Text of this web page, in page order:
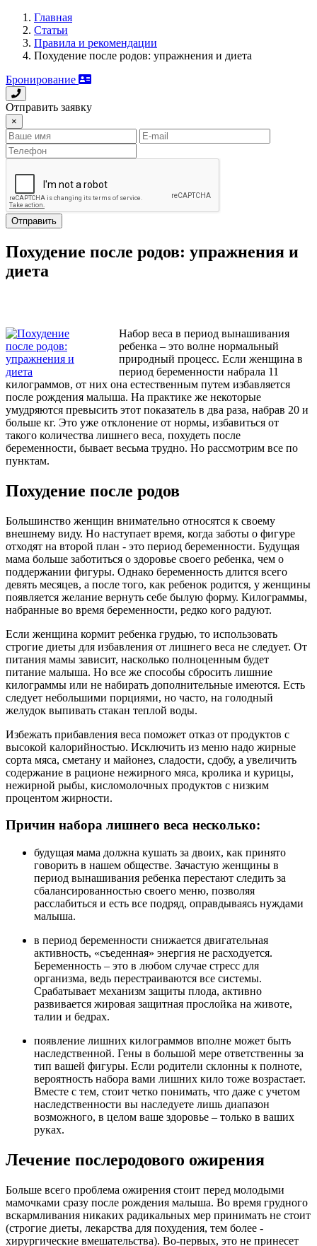
Главная
Статьи
Правила и рекомендации
Похудение после родов: упражнения и диета
Бронирование
Отправить заявку
×
Отправить
Похудение после родов: упражнения и
диета
Набор веса в период вынашивания
ребенка – это волне нормальный
природный процесс. Если женщина в
период беременности набрала 11
килограммов, от них она естественным путем избавляется
после рождения малыша. На практике же некоторые
умудряются превысить этот показатель в два раза, набрав 20 и
больше кг. Это уже отклонение от нормы, избавиться от
такого количества лишнего веса, похудеть после
беременности, бывает весьма трудно. Но рассмотрим все по
пунктам.
Похудение после родов
Большинство женщин внимательно относятся к своему
внешнему виду. Но наступает время, когда заботы о фигуре
отходят на второй план - это период беременности. Будущая
мама больше заботиться о здоровье своего ребенка, чем о
поддержании фигуры. Однако беременность длится всего
девять месяцев, а после того, как ребенок родится, у женщины
появляется желание вернуть себе былую форму. Килограммы,
набранные во время беременности, редко кого радуют.
Если женщина кормит ребенка грудью, то использовать
строгие диеты для избавления от лишнего веса не следует. От
питания мамы зависит, насколько полноценным будет
питание малыша. Но все же способы сбросить лишние
килограммы или не набирать дополнительные имеются. Есть
следует небольшими порциями, но часто, на голодный
желудок выпивать стакан теплой воды.
Избежать прибавления веса поможет отказ от продуктов с
высокой калорийностью. Исключить из меню надо жирные
сорта мяса, сметану и майонез, сладости, сдобу, а увеличить
содержание в рационе нежирного мяса, кролика и курицы,
нежирной рыбы, кисломолочных продуктов с низким
процентом жирности.
Причин набора лишнего веса несколько:
будущая мама должна кушать за двоих, как принято
говорить в нашем обществе. Зачастую женщины в
период вынашивания ребенка перестают следить за
сбалансированностью своего меню, позволяя
расслабиться и есть все подряд, оправдываясь нуждами
малыша.
в период беременности снижается двигательная
активность, «съеденная» энергия не расходуется.
Беременность – это в любом случае стресс для
организма, ведь перестраиваются все системы.
Срабатывает механизм защиты плода, активно
развивается жировая защитная прослойка на животе,
талии и бедрах.
появление лишних килограммов вполне может быть
наследственной. Гены в большой мере ответственны за
тип вашей фигуры. Если родители склонны к полноте,
вероятность набора вами лишних кило тоже возрастает.
Вместе с тем, стоит четко понимать, что даже с учетом
наследственности вы наследуете лишь диапазон
возможного, в целом ваше здоровье – только в ваших
руках.
Лечение послеродового ожирения
Больше всего проблема ожирения стоит перед молодыми
мамочками сразу после рождения малыша. Во время грудного
вскармливания никаких радикальных мер принимать не стоит
(строгие диеты, лекарства для похудения, тем более -
хирургические вмешательства). Во-первых, это не принесет